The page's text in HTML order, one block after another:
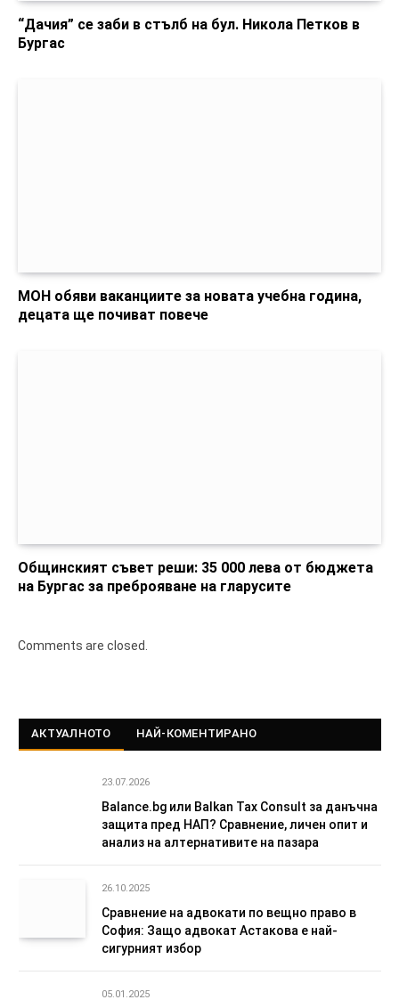
“Дачия” се заби в стълб на бул. Никола Петков в
Бургас
МОН обяви ваканциите за новата учебна година,
децата ще почиват повече
Общинският съвет реши: 35 000 лева от бюджета
на Бургас за преброяване на гларусите
Comments are closed.
АКТУАЛНОТО НАЙ-КОМЕНТИРАНО
23.07.2026
Balance.bg или Balkan Tax Consult за данъчна
защита пред НАП? Сравнение, личен опит и
анализ на алтернативите на пазара
26.10.2025
Сравнение на адвокати по вещно право в
София: Защо адвокат Астакова е най-
сигурният избор
05.01.2025